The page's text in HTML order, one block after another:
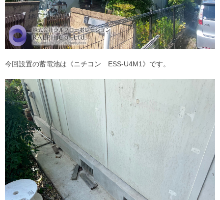
今回設置の蓄電池は《ニチコン ESS-U4M1》です。